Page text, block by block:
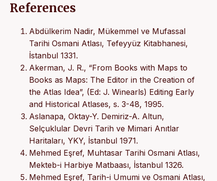
References
Abdülkerim Nadir, Mükemmel ve Mufassal
Tarihi Osmani Atlası, Tefeyyüz Kitabhanesi,
İstanbul 1331.
Akerman, J. R., “From Books with Maps to
Books as Maps: The Editor in the Creation of
the Atlas Idea”, (Ed: J. Winearls) Editing Early
and Historical Atlases, s. 3-48, 1995.
Aslanapa, Oktay-Y. Demiriz-A. Altun,
Selçuklular Devri Tarih ve Mimari Anıtlar
Haritaları, YKY, İstanbul 1971.
Mehmed Eşref, Muhtasar Tarihi Osmani Atlası,
Mekteb-i Harbiye Matbaası, İstanbul 1326.
Mehmed Eşref, Tarih-i Umumi ve Osmani Atlası,